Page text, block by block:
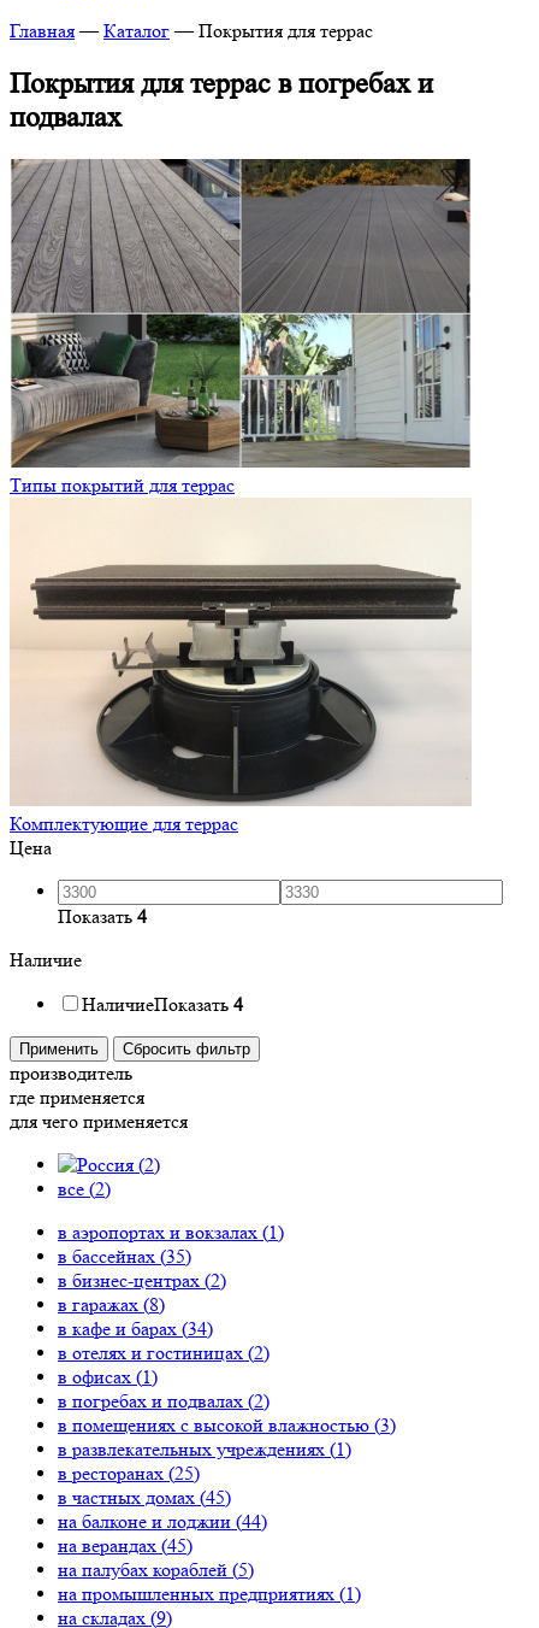
Главная — Каталог — Покрытия для террас
Покрытия для террас в погребах и
подвалах
Типы покрытий для террас
Комплектующие для террас
Цена
Показать 4
Наличие
НаличиеПоказать 4
Применить Сбросить фильтр
производитель
где применяется
для чего применяется
(2)
все (2)
в аэропортах и вокзалах (1)
в бассейнах (35)
в бизнес-центрах (2)
в гаражах (8)
в кафе и барах (34)
в отелях и гостиницах (2)
в офисах (1)
в погребах и подвалах (2)
в помещениях с высокой влажностью (3)
в развлекательных учреждениях (1)
в ресторанах (25)
в частных домах (45)
на балконе и лоджии (44)
на верандах (45)
на палубах кораблей (5)
на промышленных предприятиях (1)
на складах (9)